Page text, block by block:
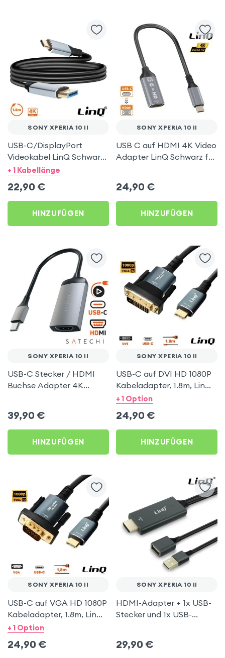
SONY XPERIA 10 II
USB-C/DisplayPort
Videokabel LinQ Schwarz
1.8m für Sony Xperia 10 II
+ 1 Kabellänge
22,90 €
HINZUFÜGEN
SONY XPERIA 10 II
USB C auf HDMI 4K Video
Adapter LinQ Schwarz für
24,90 €
HINZUFÜGEN
SONY XPERIA 10 II
USB-C Stecker / HDMI
Buchse Adapter 4K
39,90 €
HINZUFÜGEN
SONY XPERIA 10 II
USB-C auf DVI HD 1080P
Kabeladapter, 1.8m, LinQ
– Grau für Sony Xperia 10
+ 1 Option
24,90 €
HINZUFÜGEN
SONY XPERIA 10 II
USB-C auf VGA HD 1080P
Kabeladapter, 1.8m, LinQ
– Dunkelgrau für Sony
+ 1 Option
24,90 €
SONY XPERIA 10 II
HDMI-Adapter + 1x USB-
Stecker und 1x USB-
29,90 €